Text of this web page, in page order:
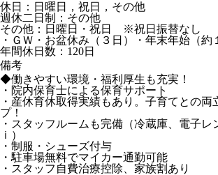
休日：日曜日，祝日，その他
週休二日制：その他
その他：日曜日・祝日 ※祝日振替なし
・ＧＷ・お盆休み（３日）・年末年始（約
年間休日数：120日
備考
◆働きやすい環境・福利厚生も充実！
・院内保育士による保育サポート
・産休育休取得実績もあり。子育てとの両
プ！
・スタッフルームも完備（冷蔵庫、電子レ
ｉ）
・制服・シューズ付与
・駐車場無料でマイカー通勤可能
・スタッフ自費治療控除、家族割あり